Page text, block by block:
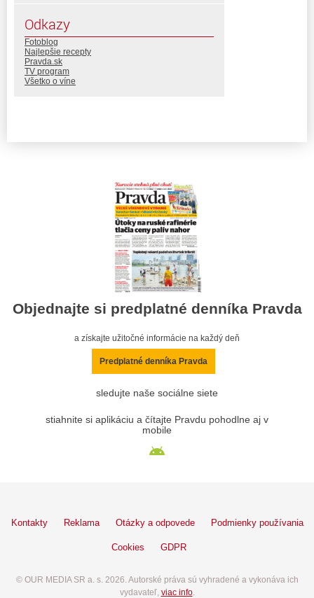
Odkazy
Fotoblog
Najlepšie recepty
Pravda.sk
TV program
Všetko o víne
Objednajte si predplatné denníka Pravda
a získajte užitočné informácie na každý deň
Predplatné denníka Pravda
sledujte naše sociálne siete
stiahnite si aplikáciu a čítajte Pravdu pohodlne aj v
mobile
Kontakty Reklama Otázky a odpovede Podmienky používania
Cookies GDPR
© OUR MEDIA SR a. s. 2026. Autorské práva sú vyhradené a vykonáva ich
vydavateľ, viac info.